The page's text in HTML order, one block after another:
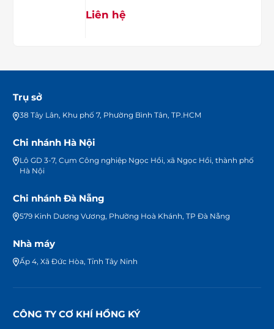
Liên hệ
Trụ sở
38 Tây Lân, Khu phố 7, Phường Bình Tân, TP.HCM
Chi nhánh Hà Nội
Lô GD 3-7, Cụm Công nghiệp Ngọc Hồi, xã Ngọc Hồi, thành phố
Hà Nội
Chi nhánh Đà Nẵng
579 Kinh Dương Vương, Phường Hoà Khánh, TP Đà Nẵng
Nhà máy
Ấp 4, Xã Đức Hòa, Tỉnh Tây Ninh
CÔNG TY CƠ KHÍ HỒNG KÝ